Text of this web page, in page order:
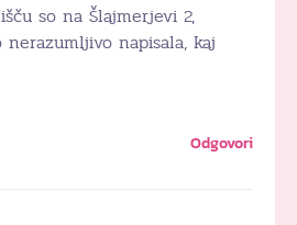
so na Šlajmerjevi 2,
napisala, kaj
Odgovori